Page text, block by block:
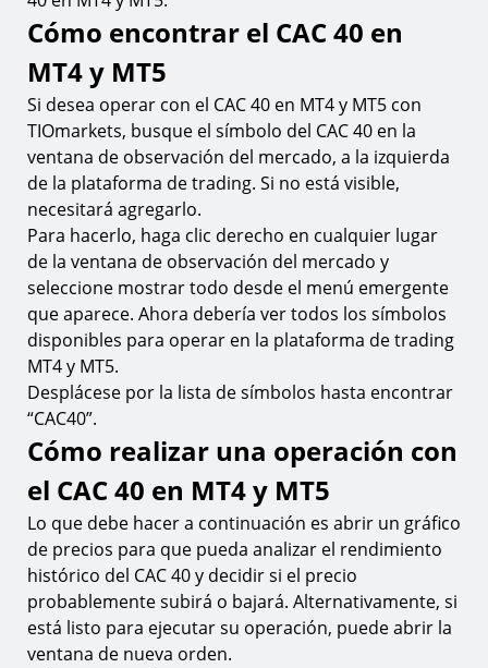
Cómo encontrar el CAC 40 en
MT4 y MT5
Si desea operar con el CAC 40 en MT4 y MT5 con
TIOmarkets, busque el símbolo del CAC 40 en la
ventana de observación del mercado, a la izquierda
de la plataforma de trading. Si no está visible,
necesitará agregarlo.
Para hacerlo, haga clic derecho en cualquier lugar
de la ventana de observación del mercado y
seleccione mostrar todo desde el menú emergente
que aparece. Ahora debería ver todos los símbolos
disponibles para operar en la plataforma de trading
MT4 y MT5.
Desplácese por la lista de símbolos hasta encontrar
“CAC40”.
Cómo realizar una operación con
el CAC 40 en MT4 y MT5
Lo que debe hacer a continuación es abrir un gráfico
de precios para que pueda analizar el rendimiento
histórico del CAC 40 y decidir si el precio
probablemente subirá o bajará. Alternativamente, si
está listo para ejecutar su operación, puede abrir la
ventana de nueva orden.